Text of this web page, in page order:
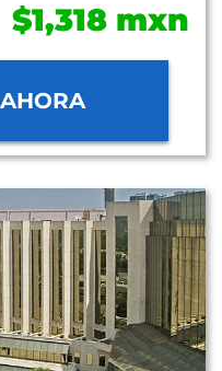
$1,318 mxn